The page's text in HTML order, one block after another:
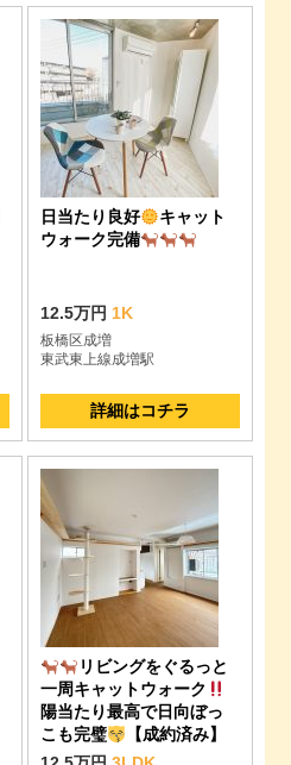
日当たり良好
キャット
ウォーク完備
12.5万円 1K
板橋区成増
東武東上線成増駅
詳細はコチラ
リビングをぐるっと
一周キャットウォーク
陽当たり最高で日向ぼっ
こも完璧
【成約済み】